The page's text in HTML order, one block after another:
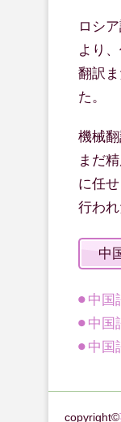
ロシ
より
翻訳
た。
機械
まだ
に任
行わ
中
中国
中国
中国
copyright©